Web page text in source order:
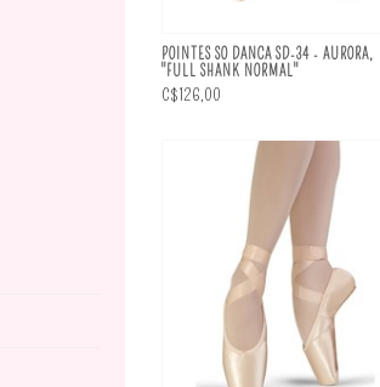
POINTES SO DANCA SD-34 - AURORA,
"FULL SHANK NORMAL"
C$126,00